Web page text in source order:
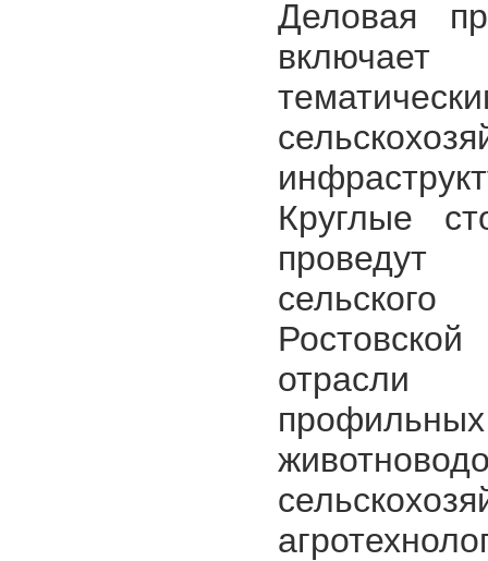
Деловая
Круглые
проведут
отрасли